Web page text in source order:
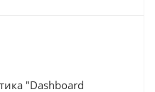
"Dashboard